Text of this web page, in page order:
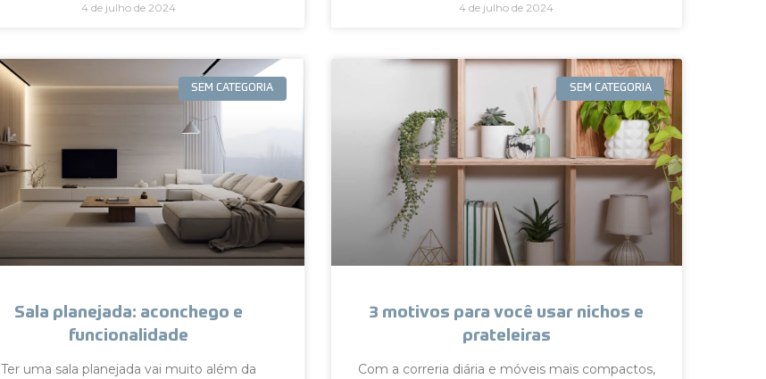
4 de julho de 2024 4 de julho de 2024
SEM CATEGORIA
Sala planejada: aconchego e
funcionalidade
Ter uma sala planejada vai muito além da
SEM CATEGORIA
3 motivos para você usar nichos e
prateleiras
Com a correria diária e móveis mais compactos,